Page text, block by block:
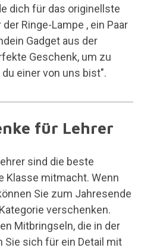
dich für das originellste
der Ringe-Lampe ,ein Paar
Gadget aus der
Geschenk, um zu
einer von uns bist".
für Lehrer
sind die beste
Klasse mitmacht. Wenn
Sie zum Jahresende
verschenken.
Mitbringseln, die in der
Sie sich für ein Detail mit